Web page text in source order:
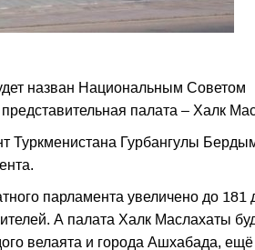
назван Национальным Советом
палата – Халк
Туркменистана Гурбангулы
парламента увеличено до 181
А палата Халк Маслахаты
велаята и города Ашхабада,